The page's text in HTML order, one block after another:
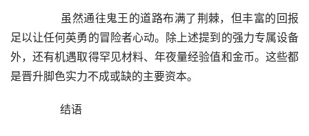
足以让任何英勇的冒险者心动。除上述提到的强力专属设备
外，还有机遇取得罕见材料、年夜量经验值和金币。这些都
是晋升脚色实力不成或缺的主要资本。
	　　结语